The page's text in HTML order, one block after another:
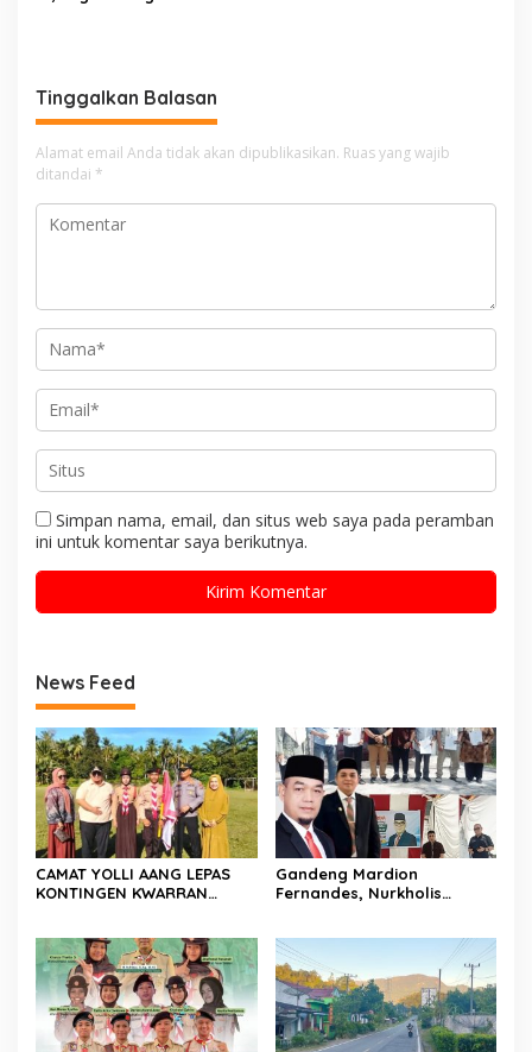
Tinggalkan Balasan
Alamat email Anda tidak akan dipublikasikan. Ruas yang wajib
ditandai *
Simpan nama, email, dan situs web saya pada peramban
ini untuk komentar saya berikutnya.
News Feed
CAMAT YOLLI AANG LEPAS
KONTINGEN KWARRAN
CABANG PANCUNG SOAL
Gandeng Mardion
Fernandes, Nurkholis
Lingkungan Hidup di
Wilayah Koto Nan Godang